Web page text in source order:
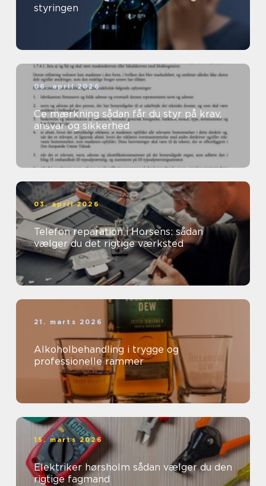
styringen
06. april 2026
Ce mærkning sådan får du styr på krav,
ansvar og sikkerhed
03. april 2026
Telefon reparation i Horsens: sådan
vælger du det rigtige værksted
21. marts 2026
Alkoholbehandling i trygge og
professionelle rammer
15. marts 2026
Elektriker hørsholm sådan vælger du den
rigtige fagmand